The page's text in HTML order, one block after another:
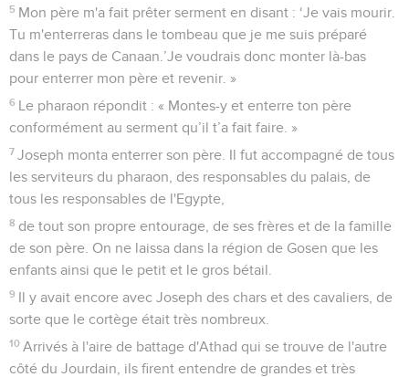
5 Mon père m'a fait prêter serment en disant : ‘Je vais mourir.
Tu m'enterreras dans le tombeau que je me suis préparé
dans le pays de Canaan.’Je voudrais donc monter là-bas
pour enterrer mon père et revenir. »
6 Le pharaon répondit : « Montes-y et enterre ton père
conformément au serment qu’il t’a fait faire. »
7 Joseph monta enterrer son père. Il fut accompagné de tous
les serviteurs du pharaon, des responsables du palais, de
tous les responsables de l'Egypte,
8 de tout son propre entourage, de ses frères et de la famille
de son père. On ne laissa dans la région de Gosen que les
enfants ainsi que le petit et le gros bétail.
9 Il y avait encore avec Joseph des chars et des cavaliers, de
sorte que le cortège était très nombreux.
10 Arrivés à l'aire de battage d'Athad qui se trouve de l'autre
côté du Jourdain, ils firent entendre de grandes et très